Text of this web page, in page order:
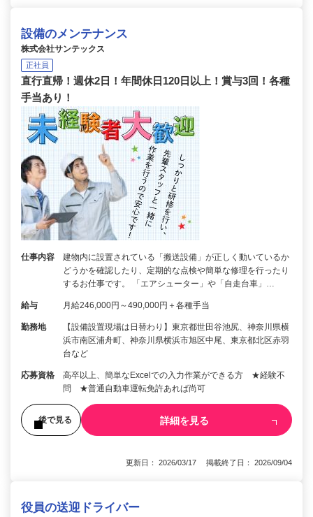
設備のメンテナンス
株式会社サンテックス
正社員
直行直帰！週休2日！年間休日120日以上！賞与3回！各種
手当あり！
仕事内容
建物内に設置されている「搬送設備」が正しく動いているか
どうかを確認したり、定期的な点検や簡単な修理を行ったり
するお仕事です。 「エアシューター」や「自走台車」…
給与 月給246,000円～490,000円＋各種手当
勤務地
【設備設置現場は日替わり】東京都世田谷池尻、神奈川県横
浜市南区浦舟町、神奈川県横浜市旭区中尾、東京都北区赤羽
台など
応募資格
高卒以上、簡単なExcelでの入力作業ができる方 ★経験不
問 ★普通自動車運転免許あれば尚可
後で見る 詳細を見る
更新日： 2026/03/17 掲載終了日： 2026/09/04
役員の送迎ドライバー